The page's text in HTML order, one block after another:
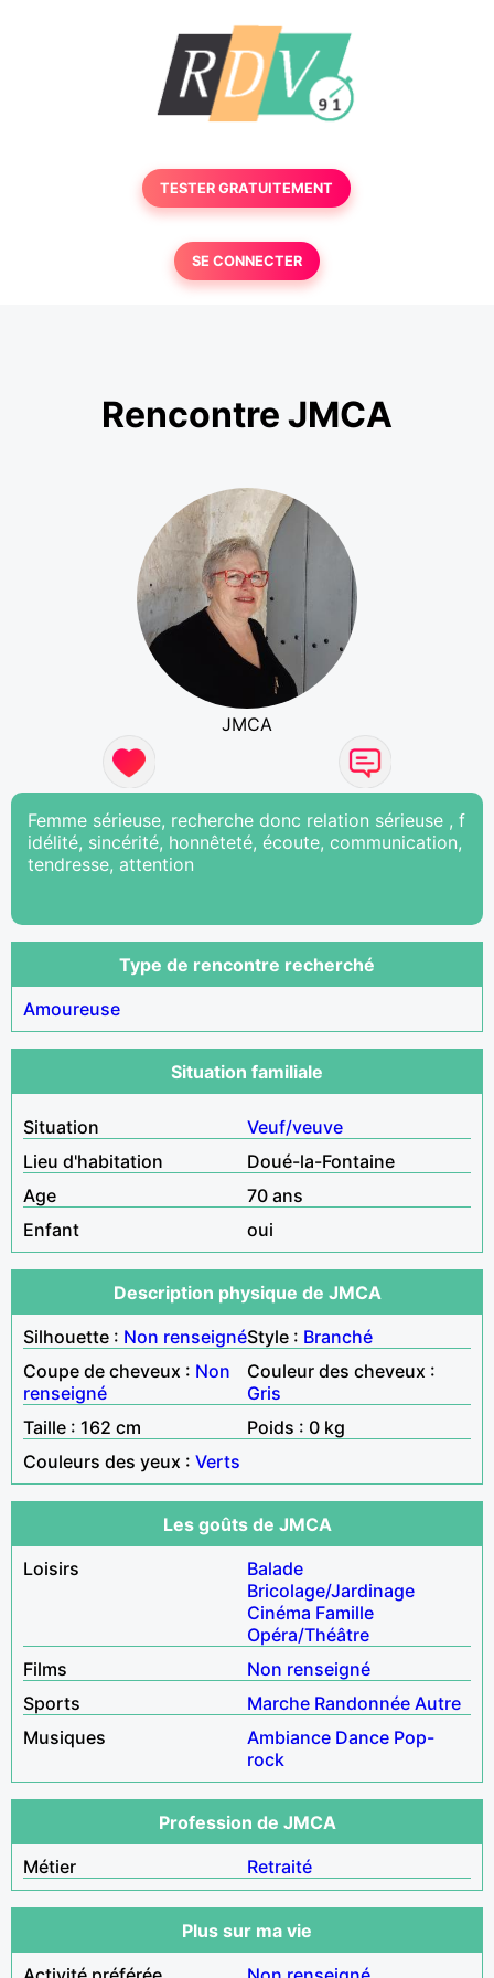
TESTER GRATUITEMENT
SE CONNECTER
Rencontre JMCA
JMCA
Femme sérieuse, recherche donc relation sérieuse , f
idélité, sincérité, honnêteté, écoute, communication,
tendresse, attention
Type de rencontre recherché
Amoureuse
Situation familiale
Situation
Veuf/veuve
Lieu d'habitation
Doué-la-Fontaine
Age
70 ans
Enfant
oui
Description physique de JMCA
Silhouette : Non renseignéStyle : Branché
Coupe de cheveux : Non
renseigné
Couleur des cheveux :
Gris
Taille : 162 cm
Poids : 0 kg
Couleurs des yeux : Verts
Les goûts de JMCA
Loisirs
Balade
Bricolage/Jardinage
Cinéma Famille
Opéra/Théâtre
Films
Non renseigné
Sports
Marche Randonnée Autre
Musiques
Ambiance Dance Pop-
rock
Profession de JMCA
Métier
Retraité
Plus sur ma vie